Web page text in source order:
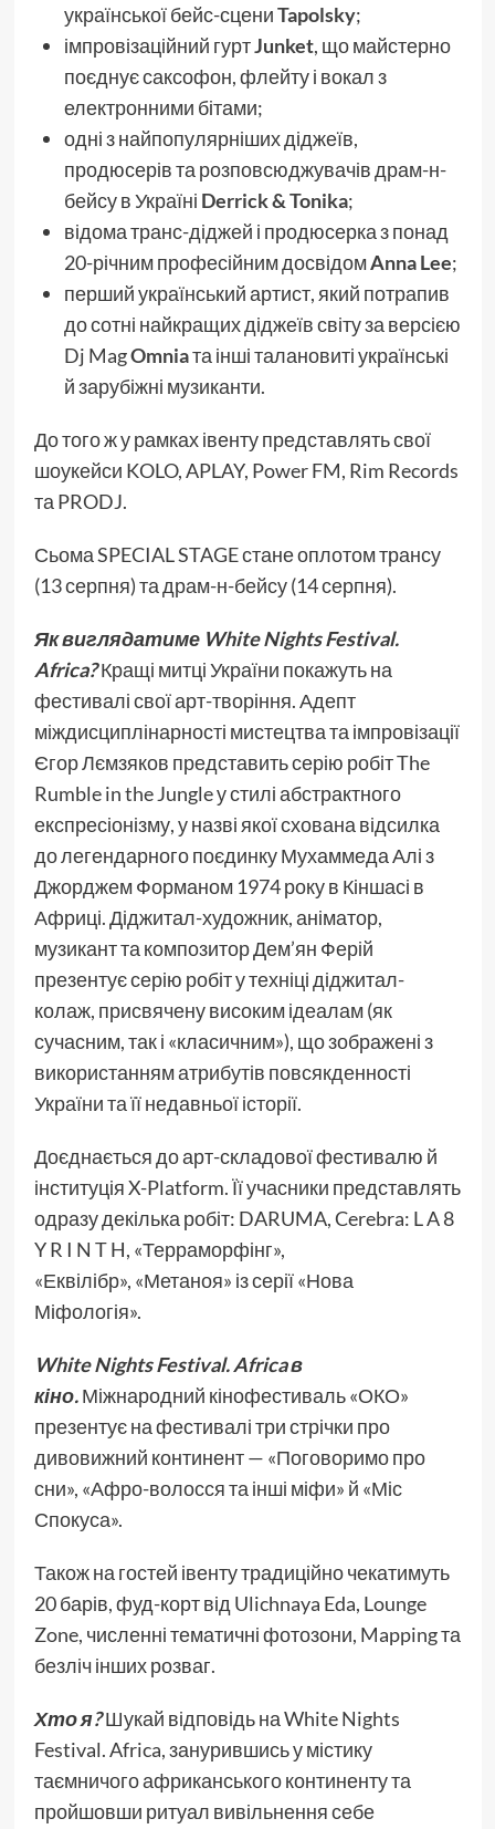
української бейс-сцениTapolsky;
імпровізаційний гуртJunket, що майстерно
поєднує саксофон, флейту і вокал з
електронними бітами;
одні з найпопулярніших діджеїв,
продюсерів та розповсюджувачів драм-н-
бейсу в Україні Derrick & Tonika;
відома транс-діджей і продюсерка з понад
20-річним професійним досвідомAnna Lee;
перший український артист, який потрапив
до сотні найкращих діджеїв світу за версією
Dj MagOmniaта інші талановиті українські
й зарубіжні музиканти.
До того ж у рамках івенту представлять свої
шоукейси KOLO, APLAY, Power FM, Rim Records
та PRODJ.
Сьома SPECIAL STAGE стане оплотом трансу
(13 серпня) та драм-н-бейсу (14 серпня).
Як виглядатиме White Nights Festival.
Africa?Кращі митці України покажуть на
фестивалі свої арт-творіння. Адепт
міждисциплінарності мистецтва та імпровізації
Єгор Лємзяков представить серію робіт The
Rumble in the Jungle у стилі абстрактного
експресіонізму, у назві якої схована відсилка
до легендарного поєдинку Мухаммеда Алі з
Джорджем Форманом 1974 року в Кіншасі в
Африці. Діджитал-художник, аніматор,
музикант та композитор Дем’ян Ферій
презентує серію робіт у техніці діджитал-
колаж, присвячену високим ідеалам (як
сучасним, так і «класичним»), що зображені з
використанням атрибутів повсякденності
України та її недавньої історії.
Доєднається до арт-складової фестивалю й
інституція X-Platform. Її учасники представлять
одразу декілька робіт: DARUMA, Cerebra: L A 8
Y R I N T H, «Терраморфінг»,
«Еквілібр», «Метаноя» із серії «Нова
Міфологія».
White Nights Festival. Africa в
кіно.Міжнародний кінофестиваль «ОКО»
презентує на фестивалі три стрічки про
дивовижний континент — «Поговоримо про
сни», «Афро-волосся та інші міфи» й «Міс
Спокуса».
Також на гостей івенту традиційно чекатимуть
20 барів, фуд-корт від Ulichnaya Eda, Lounge
Zone, численні тематичні фотозони, Mapping та
безліч інших розваг.
Хто я?Шукай відповідь на White Nights
Festival. Africa, занурившись у містику
таємничого африканського континенту та
пройшовши ритуал вивільнення себе